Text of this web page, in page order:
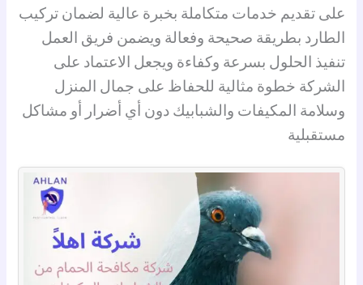
على تقديم خدمات متكاملة بخبرة عالية لضمان تركيب
الطارد بطريقة صحيحة وفعالة ويضمن فريق العمل
تنفيذ الحلول بسرعة وكفاءة ويجعل الاعتماد على
الشركة خطوة مثالية للحفاظ على جمال المنزل
وسلامة المكيفات والشبابيك دون أي أضرار أو مشاكل
مستقبلية